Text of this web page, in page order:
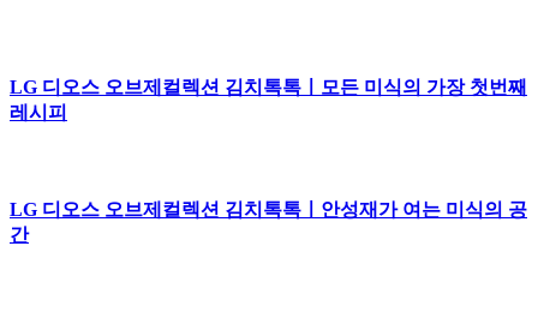
LG 디오스 오브제컬렉션 김치톡톡ㅣ모든 미식의 가장 첫번째
레시피
LG 디오스 오브제컬렉션 김치톡톡ㅣ안성재가 여는 미식의 공
간